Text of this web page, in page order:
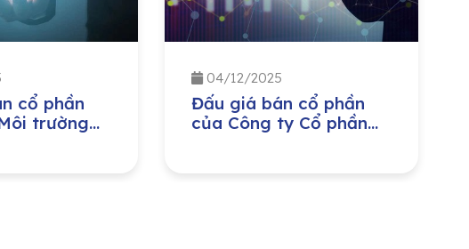
cổ phần
trường
04/12/2025
Đấu giá bán cổ phần
của Công ty Cổ phần